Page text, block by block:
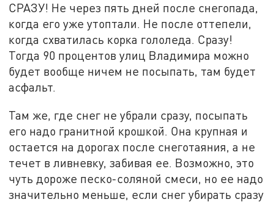
СРАЗУ! Не через пять дней после снегопада,
когда его уже утоптали. Не после оттепели,
когда схватилась корка гололеда. Сразу!
Тогда 90 процентов улиц Владимира можно
будет вообще ничем не посыпать, там будет
асфальт.
Там же, где снег не убрали сразу, посыпать
его надо гранитной крошкой. Она крупная и
остается на дорогах после снеготаяния, а не
течет в ливневку, забивая ее. Возможно, это
чуть дороже песко-соляной смеси, но ее надо
значительно меньше, если снег убирать сразу